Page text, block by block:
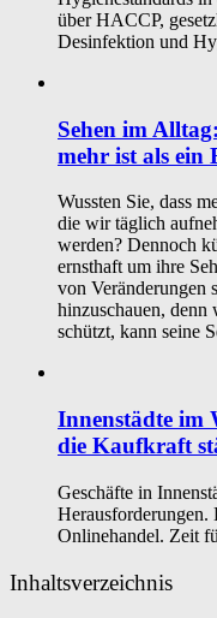
über HACCP,
Desinfektion und
Sehen im
mehr ist als ein
Wussten Sie, dass
die wir täglich
werden? Dennoch
ernsthaft um ihre
von Veränderungen
hinzuschauen, denn
schützt, kann seine
Innenstädte im
die Kaufkraft
Geschäfte in
Herausforderungen.
Onlinehandel. Zeit
Inhaltsverzeichnis